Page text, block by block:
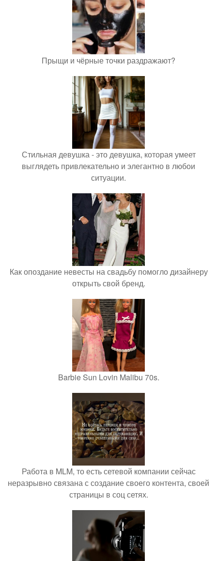
Прыщи и чёрные точки раздражают?
Стильная девушка - это девушка, которая умеет
выглядеть привлекательно и элегантно в любои
ситуации.
Как опоздание невесты на свадьбу помогло дизайнеру
открыть свой бренд.
Barbie Sun Lovin Malibu 70s.
Работа в MLM, то есть сетевой компании сейчас
неразрывно связана с создание своего контента, своей
страницы в соц сетях.